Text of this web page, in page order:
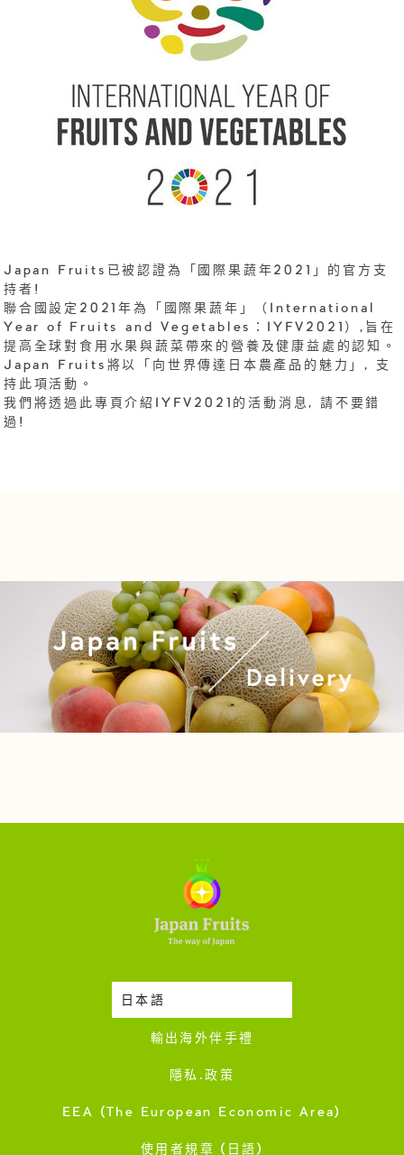
Japan Fruits已被認證為「國際果蔬年2021」的官方支
持者!
聯合國設定2021年為「國際果蔬年」（International
Year of Fruits and Vegetables：IYFV2021）,旨在
提高全球對食用水果與蔬菜帶來的營養及健康益處的認知。
Japan Fruits將以「向世界傳達日本農產品的魅力」, 支
持此項活動。
我們將透過此專頁介紹IYFV2021的活動消息, 請不要錯
過!
日本語時令蔬果收成表
輸出海外伴手禮
隱私·政策
EEA (The European Economic Area)
使用者規章 (日語)